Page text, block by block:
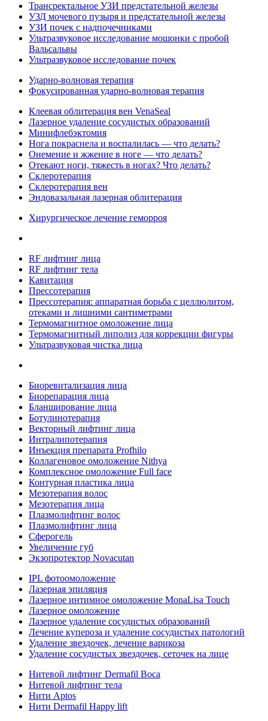
Трансректальное УЗИ предстательной железы
УЗД мочевого пузыря и предстательной железы
УЗИ почек с надпочечниками
Ультразвуковое исследование мошонки с пробой
Вальсальвы
Ультразвуковое исследование почек
Ударно-волновая терапия
Фокусированная ударно-волновая терапия
Клеевая облитерация вен VenaSeal
Лазерное удаление сосудистых образований
Минифлебэктомия
Нога покраснела и воспалилась — что делать?
Онемение и жжение в ноге — что делать?
Отекают ноги, тяжесть в ногах? Что делать?
Склеротерапия
Склеротерапия вен
Эндовазальная лазерная облитерация
Хирургическое лечение геморроя
RF лифтинг лица
RF лифтинг тела
Кавитация
Прессотерапия
Прессотерапия: аппаратная борьба с целлюлитом,
отеками и лишними сантиметрами
Термомагнитное омоложение лица
Термомагнитный липолиз для коррекции фигуры
Ультразвуковая чистка лица
Биоревитализация лица
Биорепарация лица
Бланширование лица
Ботулинотерапия
Векторный лифтинг лица
Интралипотерапия
Инъекция препарата Profhilo
Коллагеновое омоложение Nithya
Комплексное омоложение Full face
Контурная пластика лица
Мезотерапия волос
Мезотерапия лица
Плазмолифтинг волос
Плазмолифтинг лица
Сферогель
Увеличение губ
Экзопротектор Novacutan
IPL фотоомоложение
Лазерная эпиляция
Лазерное интимное омоложение MonaLisa Touch
Лазерное омоложение
Лазерное удаление сосудистых образований
Лечение купероза и удаление сосудистых патологий
Удаление звездочек, лечение варикоза
Удаление сосудистых звездочек, сеточек на лице
Нитевой лифтинг Dermafil Boca
Нитевой лифтинг тела
Нити Aptos
Нити Dermafil Happy lift